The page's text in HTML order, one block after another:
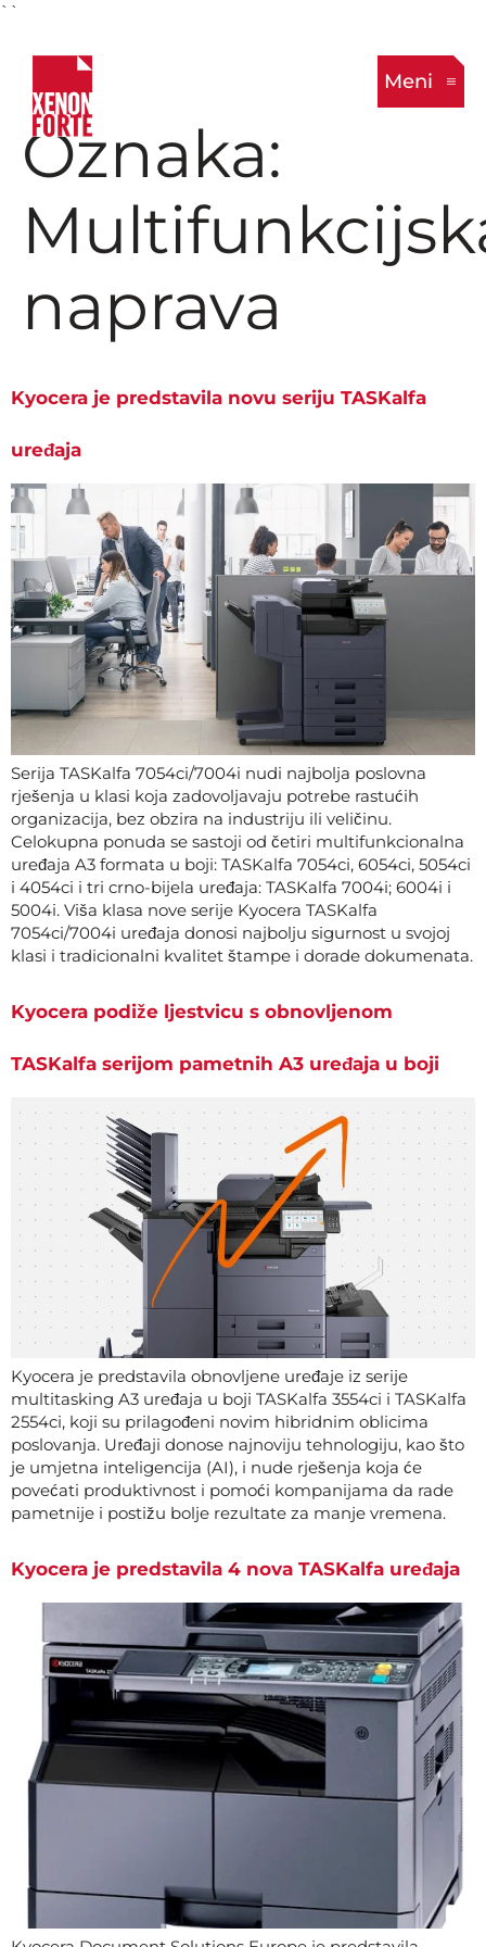
``
Meni
Oznaka:
naprava
Kyocera je predstavila novu seriju TASKalfa
uređaja
Serija TASKalfa 7054ci/7004i nudi najbolja poslovna
rješenja u klasi koja zadovoljavaju potrebe rastućih
organizacija, bez obzira na industriju ili veličinu.
Celokupna ponuda se sastoji od četiri multifunkcionalna
uređaja A3 formata u boji: TASKalfa 7054ci, 6054ci, 5054ci
i 4054ci i tri crno-bijela uređaja: TASKalfa 7004i; 6004i i
5004i. Viša klasa nove serije Kyocera TASKalfa
7054ci/7004i uređaja donosi najbolju sigurnost u svojoj
klasi i tradicionalni kvalitet štampe i dorade dokumenata.
Kyocera podiže ljestvicu s obnovljenom
TASKalfa serijom pametnih A3 uređaja u boji
Kyocera je predstavila obnovljene uređaje iz serije
multitasking A3 uređaja u boji TASKalfa 3554ci i TASKalfa
2554ci, koji su prilagođeni novim hibridnim oblicima
poslovanja. Uređaji donose najnoviju tehnologiju, kao što
je umjetna inteligencija (AI), i nude rješenja koja će
povećati produktivnost i pomoći kompanijama da rade
pametnije i postižu bolje rezultate za manje vremena.
Kyocera je predstavila 4 nova TASKalfa uređaja